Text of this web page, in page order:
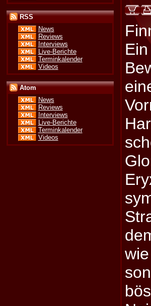
RSS
News
Reviews
Interviews
Live-Berichte
Terminkalender
Videos
Atom
News
Reviews
Interviews
Live-Berichte
Terminkalender
Videos